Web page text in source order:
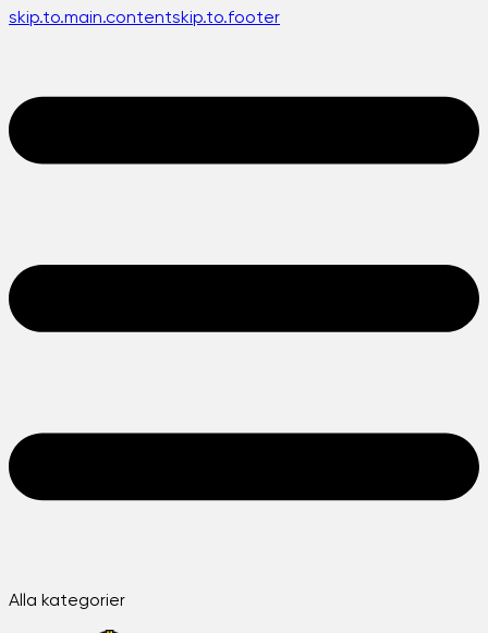
skip.to.main.contentskip.to.footer
Alla kategorier